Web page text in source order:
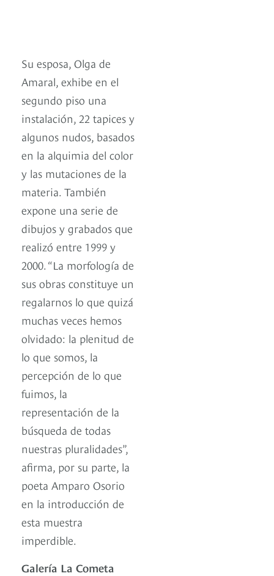
Su esposa, Olga de
Amaral, exhibe en el
segundo piso una
instalación, 22 tapices y
algunos nudos, basados
en la alquimia del color
y las mutaciones de la
materia. También
expone una serie de
dibujos y grabados que
realizó entre 1999 y
2000. “La morfología de
sus obras constituye un
regalarnos lo que quizá
muchas veces hemos
olvidado: la plenitud de
lo que somos, la
percepción de lo que
fuimos, la
representación de la
búsqueda de todas
nuestras pluralidades”,
afirma, por su parte, la
poeta Amparo Osorio
en la introducción de
esta muestra
imperdible.
Galería La Cometa